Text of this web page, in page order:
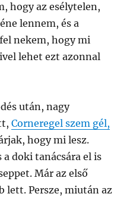
hogy az esélytelen,
lennem, és a
nekem, hogy mi
lehet ezt azonnal
után, nagy
Corneregel szem gél,
hogy mi lesz.
doki tanácsára el is
Már az első
lett. Persze, miután az